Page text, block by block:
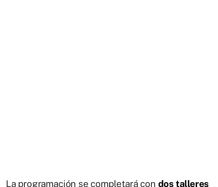
La programación se completará con dos talleres